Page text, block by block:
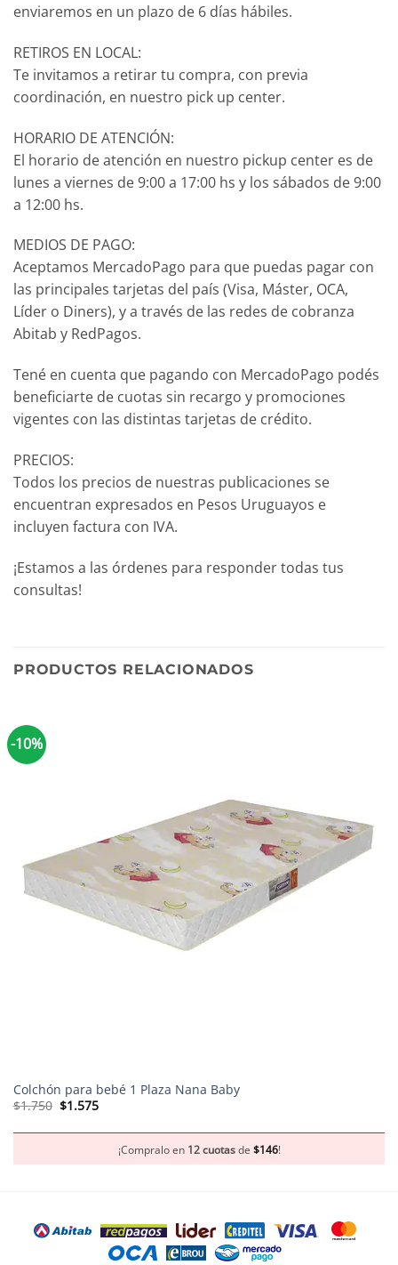
enviaremos en un plazo de 6 días hábiles.
RETIROS EN LOCAL:
Te invitamos a retirar tu compra, con previa
coordinación, en nuestro pick up center.
HORARIO DE ATENCIÓN:
El horario de atención en nuestro pickup center es de
lunes a viernes de 9:00 a 17:00 hs y los sábados de 9:00
a 12:00 hs.
MEDIOS DE PAGO:
Aceptamos MercadoPago para que puedas pagar con
las principales tarjetas del país (Visa, Máster, OCA,
Líder o Diners), y a través de las redes de cobranza
Abitab y RedPagos.
Tené en cuenta que pagando con MercadoPago podés
beneficiarte de cuotas sin recargo y promociones
vigentes con las distintas tarjetas de crédito.
PRECIOS:
Todos los precios de nuestras publicaciones se
encuentran expresados en Pesos Uruguayos e
incluyen factura con IVA.
¡Estamos a las órdenes para responder todas tus
consultas!
PRODUCTOS RELACIONADOS
-10%
Colchón para bebé 1 Plaza Nana Baby
$1.750 El
$1.575El
$1.575.
¡Compralo en 12 cuotasde $146!